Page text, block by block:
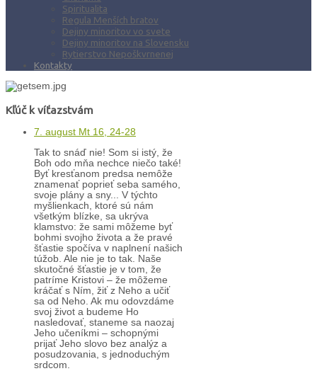
Spiritualita
Regula Menších bratov
Dejiny minoritov vo svete
Dejiny minoritov na Slovensku
Rytierstvo Nepoškvrnenej
Kontakty
Kľúč k víťazstvám
7. august Mt 16, 24-28
Tak to snáď nie! Som si istý, že
Boh odo mňa nechce niečo také!
Byť kresťanom predsa nemôže
znamenať poprieť seba samého,
svoje plány a sny... V týchto
myšlienkach, ktoré sú nám
všetkým blízke, sa ukrýva
klamstvo: že sami môžeme byť
bohmi svojho života a že pravé
šťastie spočíva v naplnení našich
túžob. Ale nie je to tak. Naše
skutočné šťastie je v tom, že
patríme Kristovi – že môžeme
kráčať s Ním, žiť z Neho a učiť
sa od Neho. Ak mu odovzdáme
svoj život a budeme Ho
nasledovať, staneme sa naozaj
Jeho učeníkmi – schopnými
prijať Jeho slovo bez analýz a
posudzovania, s jednoduchým
srdcom.